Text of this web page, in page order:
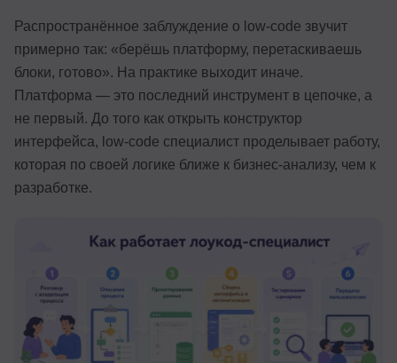
Распространённое заблуждение о low-code звучит
примерно так: «берёшь платформу, перетаскиваешь
блоки, готово». На практике выходит иначе.
Платформа — это последний инструмент в цепочке, а
не первый. До того как открыть конструктор
интерфейса, low-code специалист проделывает работу,
которая по своей логике ближе к бизнес-анализу, чем к
разработке.